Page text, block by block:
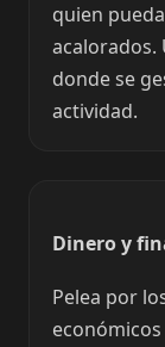
quien
acalorados.
donde se
actividad.
Dinero y
Pelea por